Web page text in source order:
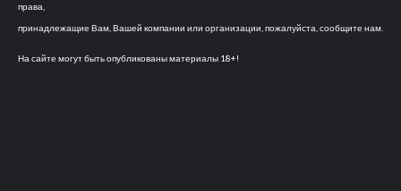
права,
принадлежащие Вам, Вашей компании или организации, пожалуйста, сообщите нам.
На сайте могут быть опубликованы материалы 18+!